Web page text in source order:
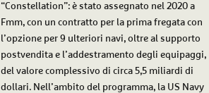
“Constellation”: è stato assegnato nel 2020 a
Fmm, con un contratto per la prima fregata con
l’opzione per 9 ulteriori navi, oltre al supporto
postvendita e l’addestramento degli equipaggi,
del valore complessivo di circa 5,5 miliardi di
dollari. Nell’ambito del programma, la US Navy